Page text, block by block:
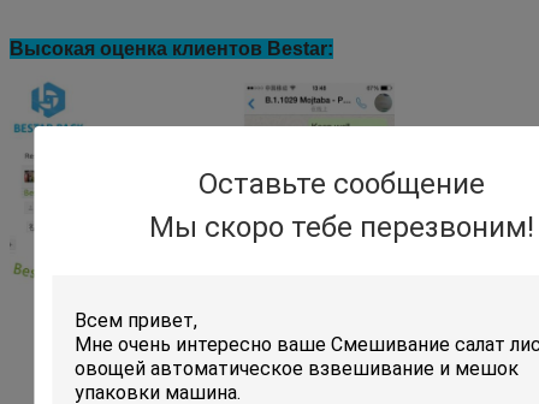
Оставьте сообщение
Мы скоро тебе перезвоним!
Высокая оценка клиентов Bestar: